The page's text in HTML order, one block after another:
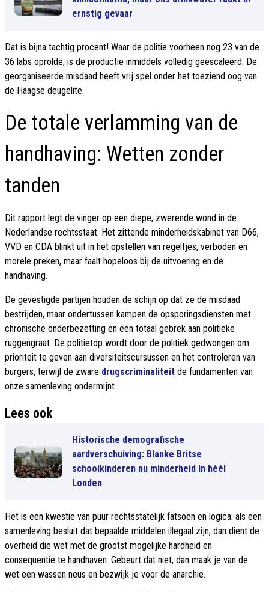
ernstig gevaar
Dat is bijna tachtig procent! Waar de politie voorheen nog 23 van de
36 labs oprolde, is de productie inmiddels volledig geëscaleerd. De
georganiseerde misdaad heeft vrij spel onder het toeziend oog van
de Haagse deugelite.
De totale verlamming van de
handhaving: Wetten zonder
tanden
Dit rapport legt de vinger op een diepe, zwerende wond in de
Nederlandse rechtsstaat. Het zittende minderheidskabinet van D66,
VVD en CDA blinkt uit in het opstellen van regeltjes, verboden en
morele preken, maar faalt hopeloos bij de uitvoering en de
handhaving.
De gevestigde partijen houden de schijn op dat ze de misdaad
bestrijden, maar ondertussen kampen de opsporingsdiensten met
chronische onderbezetting en een totaal gebrek aan politieke
ruggengraat. De politietop wordt door de politiek gedwongen om
prioriteit te geven aan diversiteitscursussen en het controleren van
burgers, terwijl de zware drugscriminaliteit de fundamenten van
onze samenleving ondermijnt.
Lees ook
Historische demografische
aardverschuiving: Blanke Britse
schoolkinderen nu minderheid in héél
Londen
Het is een kwestie van puur rechtsstatelijk fatsoen en logica: als een
samenleving besluit dat bepaalde middelen illegaal zijn, dan dient de
overheid die wet met de grootst mogelijke hardheid en
consequentie te handhaven. Gebeurt dat niet, dan maak je van de
wet een wassen neus en bezwijk je voor de anarchie.